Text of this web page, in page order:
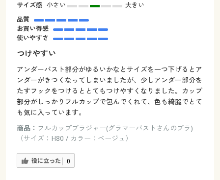
サイズ感 小さい
大きい
品質
お買い得感
使いやすさ
つけやすい
アンダーバスト部分がゆるいかなとサイズを一つ下げるとア
ンダーがきつくなってしまいましたが、少しアンダー部分を
たすフックをつけるととてもつけやすくなりました。カップ
部分がしっかりフルカップで包んでくれて、色も綺麗でとて
も気に入っています。
商品： フルカップブラジャー(グラマーバストさんのブラ)
（サイズ：H80 / カラー：ベージュ）
役に立った 0